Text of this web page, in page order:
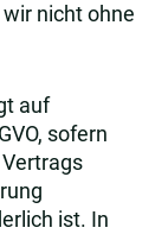
nicht ohne
auf
sofern
ist. In